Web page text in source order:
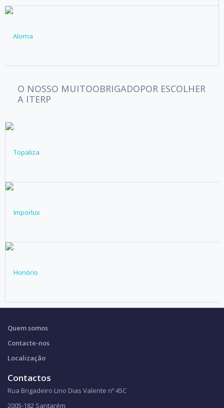
O NOSSO MUITOOBRIGADOPOR ESCOLHER
A ITERP
Quem somos
Contacte-nos
Localização
Contactos
Rua Brigadeiro Lino Dias Valente nº 45C
2005-182 Santarém